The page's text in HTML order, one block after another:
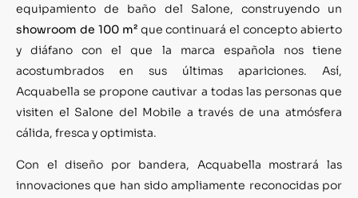
equipamiento de baño del Salone, construyendo un
showroom de 100 m²que continuará el concepto abierto
y diáfano con el que la marca española nos tiene
acostumbrados en sus últimas apariciones. Así,
Acquabella se propone cautivar a todas las personas que
visiten el Salone del Mobile a través de una atmósfera
cálida, fresca y optimista.
Con el diseño por bandera, Acquabella mostrará las
innovaciones que han sido ampliamente reconocidas por